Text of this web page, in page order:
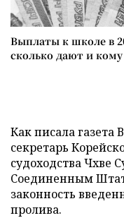
Выплаты к школе в
сколько дают и
Как писала
секретарь
судоходства Чхве
Соединенным
законность
пролива.